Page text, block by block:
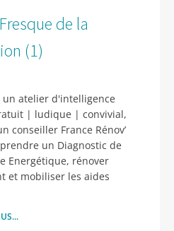
de la
(1)
un atelier d'intelligence
| ludique | convivial,
conseiller France Rénov’
un Diagnostic de
Energétique, rénover
et mobiliser les aides